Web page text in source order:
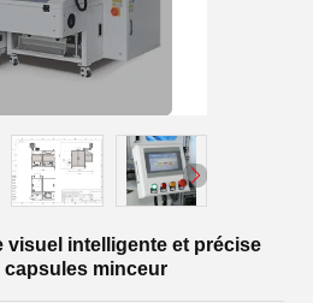
visuel intelligente et précise
minceur